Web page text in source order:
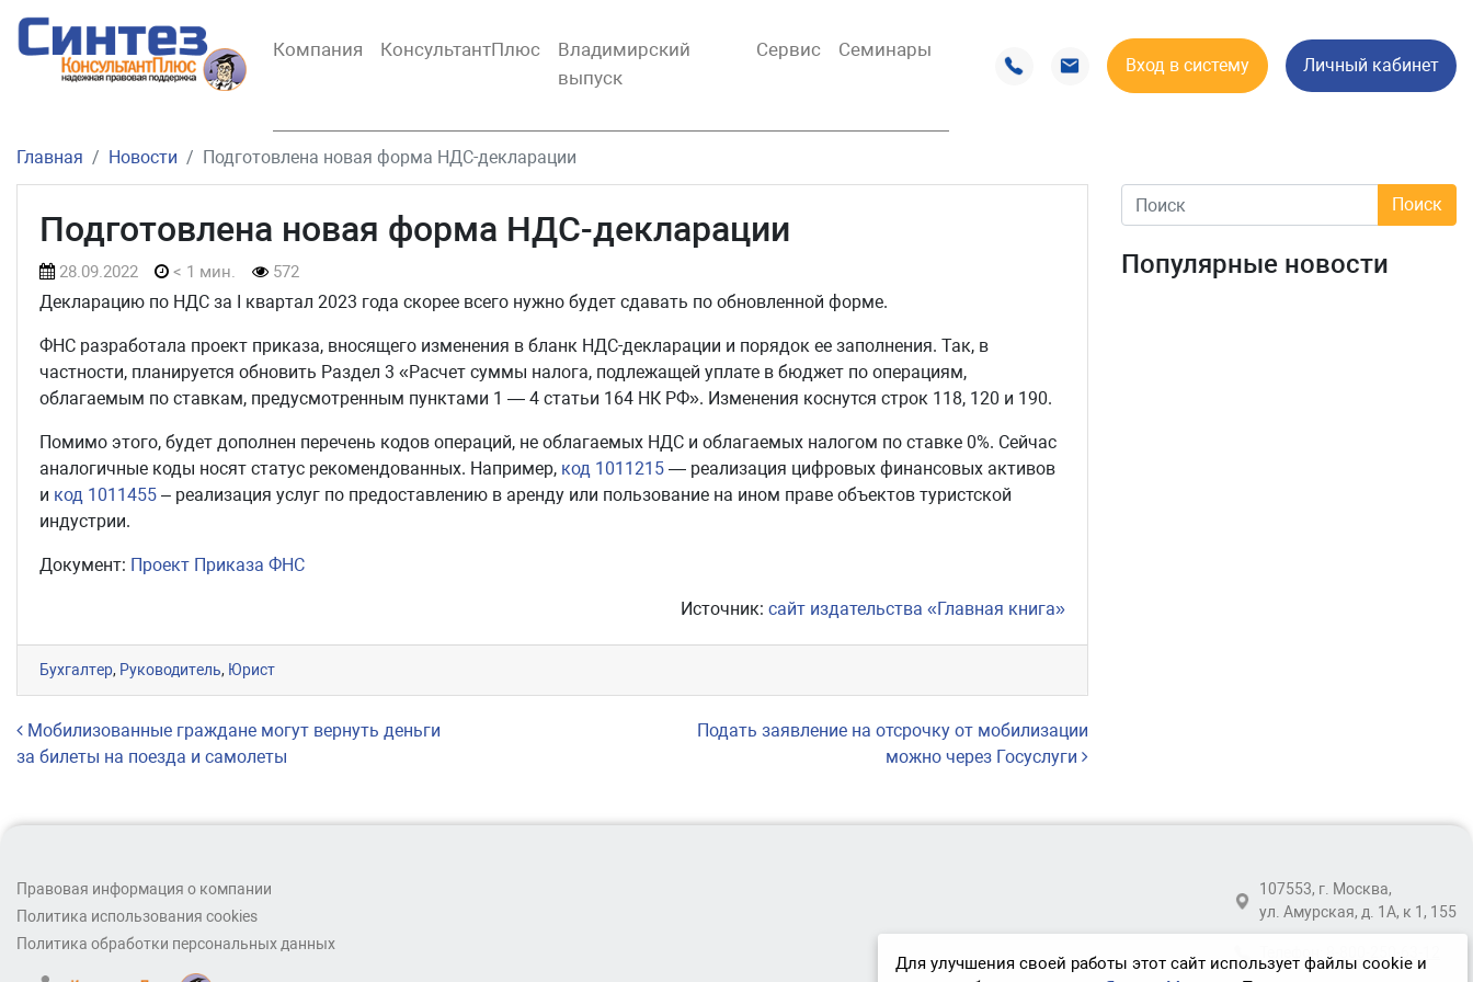
Компания КонсультантПлюс
Владимирский
выпуск
Сервис Семинары
Вход в систему Личный кабинет
Главная Новости Подготовлена новая форма НДС-декларации
Подготовлена новая форма НДС-декларации
28.09.2022 < 1 мин. 572
Декларацию по НДС за I квартал 2023 года скорее всего нужно будет сдавать по обновленной форме.
ФНС разработала проект приказа, вносящего изменения в бланк НДС-декларации и порядок ее заполнения. Так, в
частности, планируется обновить Раздел 3 «Расчет суммы налога, подлежащей уплате в бюджет по операциям,
облагаемым по ставкам, предусмотренным пунктами 1 — 4 статьи 164 НК РФ». Изменения коснутся строк 118, 120 и 190.
Помимо этого, будет дополнен перечень кодов операций, не облагаемых НДС и облагаемых налогом по ставке 0%. Сейчас
аналогичные коды носят статус рекомендованных. Например, код 1011215 — реализация цифровых финансовых активов
и код 1011455 – реализация услуг по предоставлению в аренду или пользование на ином праве объектов туристской
индустрии.
Документ: Проект Приказа ФНС
Источник: сайт издательства «Главная книга»
Бухгалтер, Руководитель, Юрист
Навигация по записям
Мобилизованные граждане могут вернуть деньги
за билеты на поезда и самолеты
Подать заявление на отсрочку от мобилизации
можно через Госуслуги
Популярные новости
Правовая информация о компании
Политика использования cookies
Политика обработки персональных данных
107553, г. Москва,
ул. Амурская, д. 1А, к 1, 155
Телефон: 8-800-250-63-12
Для улучшения своей работы этот сайт использует файлы cookie и